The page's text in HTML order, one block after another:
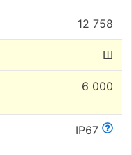
12 758
Ш
6 000
IP67